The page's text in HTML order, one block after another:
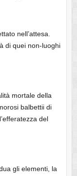
nell’attesa.
di quei non-luoghi
mortale della
balbettii di
del
gli elementi, la